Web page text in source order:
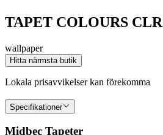
TAPET COLOURS
wallpaper
Hitta närmsta butik
Lokala prisavvikelser kan förekomma
Specifikationer
Midbec Tapeter